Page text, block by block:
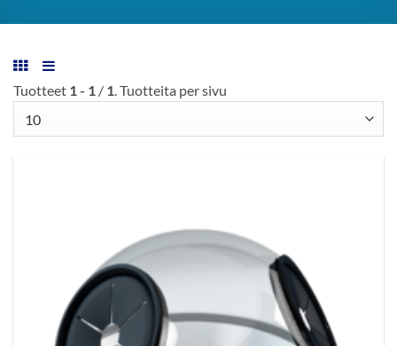
Tuotteet 1 - 1 / 1. Tuotteita per sivu